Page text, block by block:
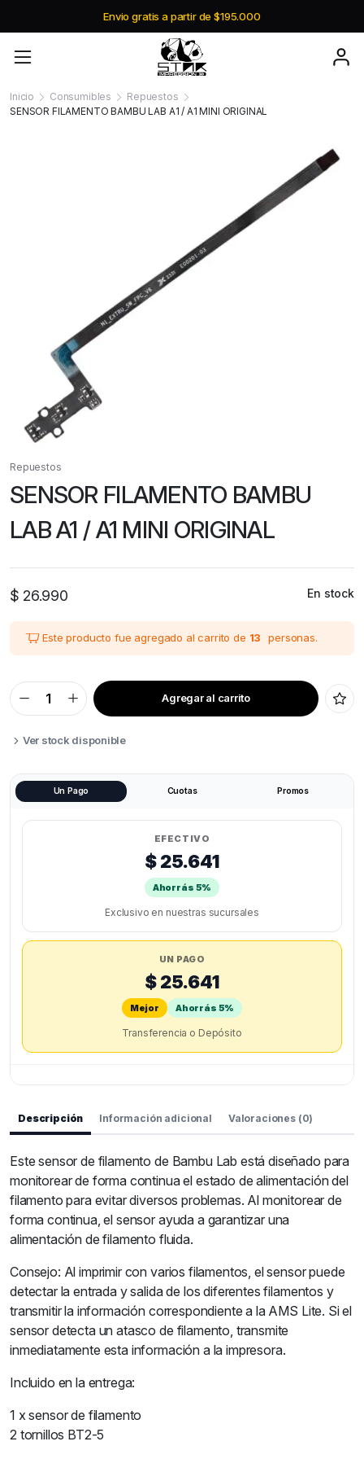
Envio gratis a partir de $195.000
Inicio Consumibles
Repuestos
SENSOR FILAMENTO BAMBU LAB A1 / A1 MINI ORIGINAL
Repuestos
SENSOR FILAMENTO BAMBU
LAB A1 / A1 MINI ORIGINAL
$ 26.990 En stock
Este producto fue agregado al carrito de 13 personas.
SENSOR
FILAMENTO
LAB
A1
A1
MINI
ORIGINAL
quantity
Agregar al carrito
Ver stock disponible
Un Pago Cuotas Promos
EFECTIVO
$ 25.641
Ahorrás 5%
Exclusivo en nuestras sucursales
UN PAGO
$ 25.641
Mejor Ahorrás 5%
Transferencia o Depósito
Descripción Información adicional Valoraciones (0)
Este sensor de filamento de Bambu Lab está diseñado para
monitorear de forma continua el estado de alimentación del
filamento para evitar diversos problemas. Al monitorear de
forma continua, el sensor ayuda a garantizar una
alimentación de filamento fluida.
Consejo: Al imprimir con varios filamentos, el sensor puede
detectar la entrada y salida de los diferentes filamentos y
transmitir la información correspondiente a la AMS Lite. Si el
sensor detecta un atasco de filamento, transmite
inmediatamente esta información a la impresora.
Incluido en la entrega:
1 x sensor de filamento
2 tornillos BT2-5